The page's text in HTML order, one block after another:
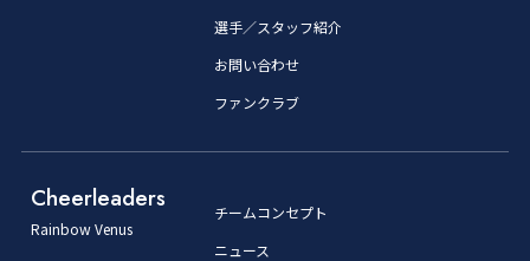
選手／スタッフ紹介
お問い合わせ
ファンクラブ
Cheerleaders
Rainbow Venus
チームコンセプト
ニュース